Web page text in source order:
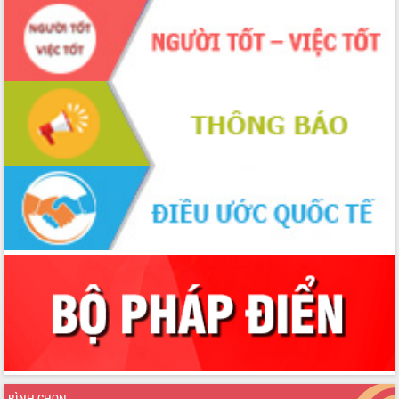
hiện Đề án 06 của Chính phủ
Họp báo thông tin về Hội nghị Công bố
Quy hoạch và Xúc tiến đầu tư tỉnh Đắk
Lắk
Khơi thông điểm nghẽn, đẩy nhanh
giải ngân vốn khắc phục thiên tai
HĐND tỉnh thông qua điều chỉnh Quy
hoạch tỉnh thời kỳ 2021-2030
Hội thảo góp ý hồ sơ điều chỉnh quy
hoạch tỉnh Đắk Lắk thời kỳ 2021-2030,
tầm nhìn đến năm 2050
Nâng cao hiệu quả hoạt động của các
doanh nghiệp nhà nước
truyền số liệu chuyên dùng phục vụ cơ
quan Đảng, Nhà nước
Lễ phát động chuỗi hoạt động chung
tay làm sạch môi trường
công tác cải cách hành chính mô hình